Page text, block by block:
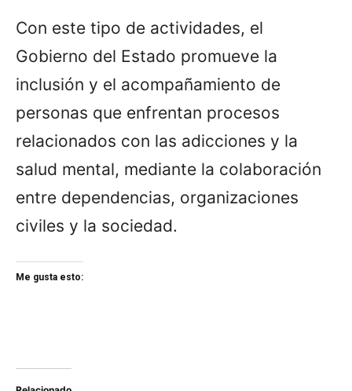
Con este tipo de actividades, el
Gobierno del Estado promueve la
inclusión y el acompañamiento de
personas que enfrentan procesos
relacionados con las adicciones y la
salud mental, mediante la colaboración
entre dependencias, organizaciones
civiles y la sociedad.
Me gusta esto: